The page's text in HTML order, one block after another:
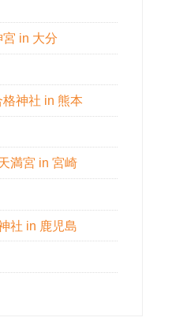
in 大分
神社 in 熊本
満宮 in 宮崎
社 in 鹿児島